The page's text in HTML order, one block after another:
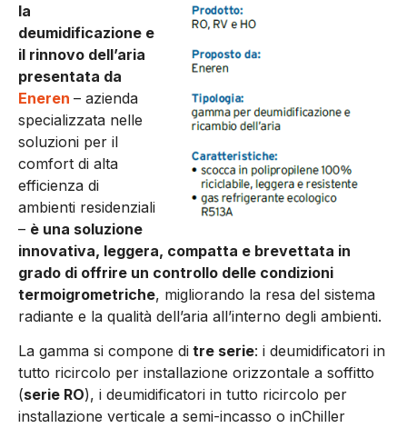
la
deumidificazione e
il rinnovo dell’aria
presentata da
Eneren – azienda
specializzata nelle
soluzioni per il
comfort di alta
efficienza di
ambienti residenziali
– è una soluzione
innovativa, leggera, compatta e brevettata in
grado di offrire un controllo delle condizioni
termoigrometriche, migliorando la resa del sistema
radiante e la qualità dell’aria all’interno degli ambienti.
La gamma si compone di tre serie: i deumidificatori in
tutto ricircolo per installazione orizzontale a soffitto
(serie RO), i deumidificatori in tutto ricircolo per
installazione verticale a semi-incasso o inChiller